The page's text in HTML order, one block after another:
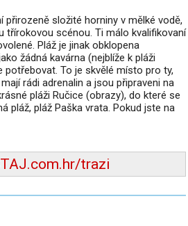
složité horniny v mělké vodě,
třírokovou scénou. Ti málo kvalifikovaní
Pláž je jinak obklopena
žádná kavárna (nejblíže k pláži
To je skvělé místo pro ty,
rádi adrenalin a jsou připraveni na
pláži Ručice (obrazy), do které se
pláž, pláž Paška vrata. Pokud jste na
trazi